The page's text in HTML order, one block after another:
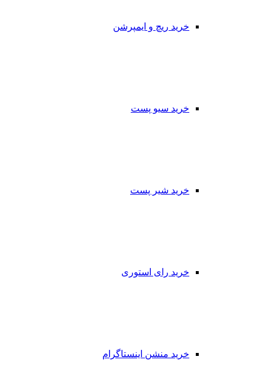
خرید ریچ و ایمپرشن
خرید سیو پست
خرید شیر پست
خرید رای استوری
خرید منشن اینستاگرام